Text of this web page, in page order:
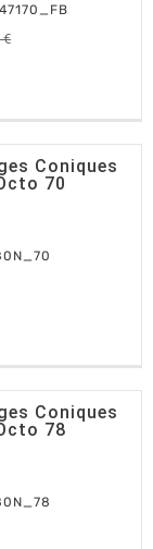
€
Coniques
70
Coniques
78